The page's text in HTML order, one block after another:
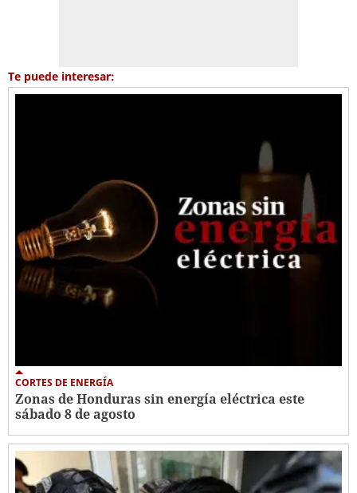
Te puede interesar:
CORTES DE ENERGÍA
Zonas de Honduras sin energía eléctrica este
sábado 8 de agosto